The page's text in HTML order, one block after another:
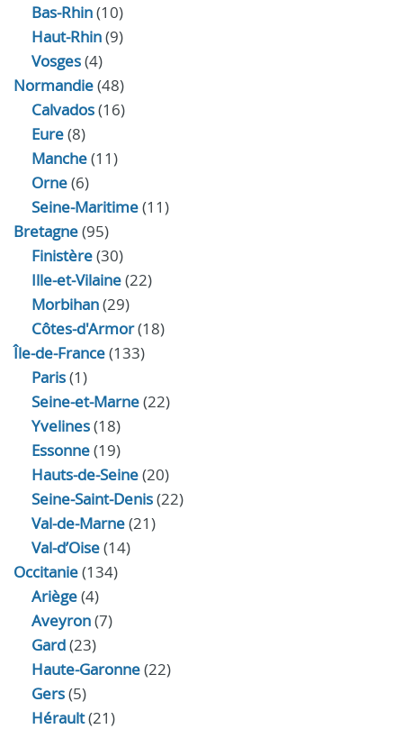
Bas-Rhin(10)
Haut-Rhin(9)
Vosges(4)
Normandie(48)
Calvados(16)
Eure(8)
Manche(11)
Orne(6)
Seine-Maritime(11)
Bretagne(95)
Finistère(30)
Ille-et-Vilaine(22)
Morbihan(29)
Côtes-d'Armor(18)
Île-de-France(133)
Paris(1)
Seine-et-Marne(22)
Yvelines(18)
Essonne(19)
Hauts-de-Seine(20)
Seine-Saint-Denis(22)
Val-de-Marne(21)
Val-d’Oise(14)
Occitanie(134)
Ariège(4)
Aveyron(7)
Gard(23)
Haute-Garonne(22)
Gers(5)
Hérault(21)